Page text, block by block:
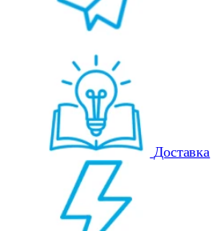
Доставка